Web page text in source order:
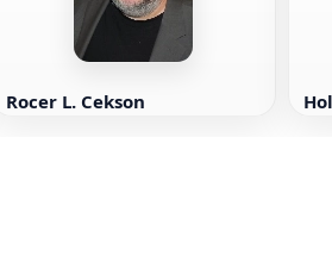
Rocer L. Cekson